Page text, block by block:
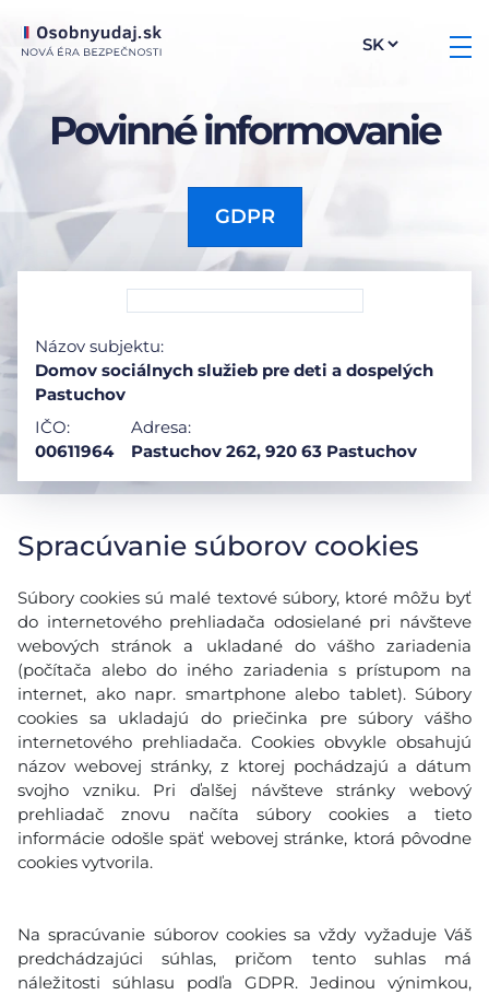
Povinné informovanie
GDPR
Názov subjektu:
Domov sociálnych služieb pre deti a dospelých
Pastuchov
IČO:
00611964
Adresa:
Pastuchov 262, 920 63 Pastuchov
Spracúvanie súborov cookies
Súbory cookies sú malé textové súbory, ktoré môžu byť
do internetového prehliadača odosielané pri návšteve
webových stránok a ukladané do vášho zariadenia
(počítača alebo do iného zariadenia s prístupom na
internet, ako napr. smartphone alebo tablet). Súbory
cookies sa ukladajú do priečinka pre súbory vášho
internetového prehliadača. Cookies obvykle obsahujú
názov webovej stránky, z ktorej pochádzajú a dátum
svojho vzniku. Pri ďalšej návšteve stránky webový
prehliadač znovu načíta súbory cookies a tieto
informácie odošle späť webovej stránke, ktorá pôvodne
cookies vytvorila.
Na spracúvanie súborov cookies sa vždy vyžaduje Váš
predchádzajúci súhlas, pričom tento suhlas má
náležitosti súhlasu podľa GDPR. Jedinou výnimkou,